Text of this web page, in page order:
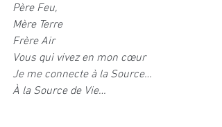
Père Feu,
Mère Terre
Frère Air
Vous qui vivez en mon cœur
Je me connecte à la Source…
À la Source de Vie…